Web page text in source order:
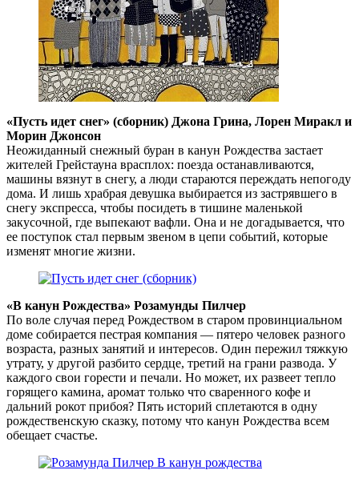
«Пусть идет снег» (сборник) Джона Грина, Лорен Миракл и
Морин Джонсон
Неожиданный снежный буран в канун Рождества застает
жителей Грейстауна врасплох: поезда останавливаются,
машины вязнут в снегу, а люди стараются переждать непогоду
дома. И лишь храбрая девушка выбирается из застрявшего в
снегу экспресса, чтобы посидеть в тишине маленькой
закусочной, где выпекают вафли. Она и не догадывается, что
ее поступок стал первым звеном в цепи событий, которые
изменят многие жизни.
«В канун Рождества» Розамунды Пилчер
По воле случая перед Рождеством в старом провинциальном
доме собирается пестрая компания — пятеро человек разного
возраста, разных занятий и интересов. Один пережил тяжкую
утрату, у другой разбито сердце, третий на грани развода. У
каждого свои горести и печали. Но может, их развеет тепло
горящего камина, аромат только что сваренного кофе и
дальний рокот прибоя? Пять историй сплетаются в одну
рождественскую сказку, потому что канун Рождества всем
обещает счастье.